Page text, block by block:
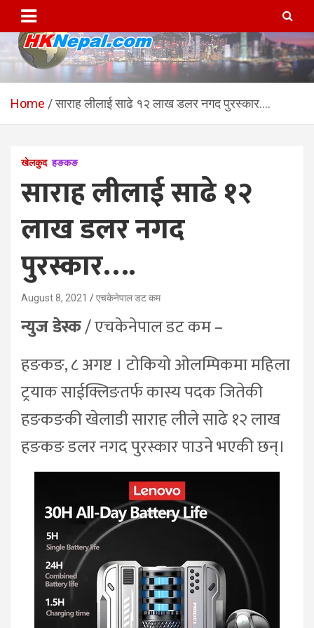
content
HKNepal.com – हङकङबाट
सञ्चालित पहिलो नेपाली अनलाईन
hknepal, hknepal.com, hk nepal, hk nepal com
Home साराह लीलाई साढे १२ लाख डलर नगद पुरस्कार….
खेलकुद हङकङ
साराह लीलाई साढे १२
लाख डलर नगद
पुरस्कार….
August 8, 2021 एचकेनेपाल डट कम
न्युज डेस्क/ एचकेनेपाल डट कम –
हङकङ, ८ अगष्ट । टोकियो ओलम्पिकमा महिला
ट्रयाक साईक्लिङतर्फ कास्य पदक जितेकी
हङकङकी खेलाडी साराह लीले साढे १२ लाख
हङकङ डलर नगद पुरस्कार पाउने भएकी छन्।